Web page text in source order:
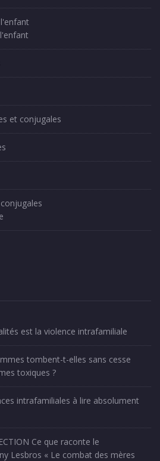
et conjugales
est la violence intrafamiliale
tombent-t-elles sans cesse
toxiques ?
intrafamiliales à lire absolument
Ce que raconte le
Lesbros « Le combat des mères